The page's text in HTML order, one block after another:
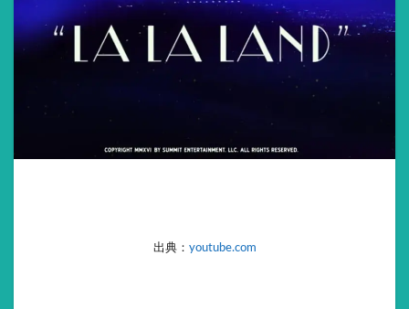
出典： youtube.com